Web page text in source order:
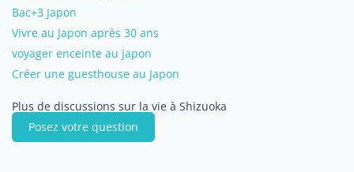
Bac+3 Japon
Vivre au Japon après 30 ans
voyager enceinte au japon
Créer une guesthouse au Japon
Plus de discussions sur la vie à Shizuoka
Posez votre question